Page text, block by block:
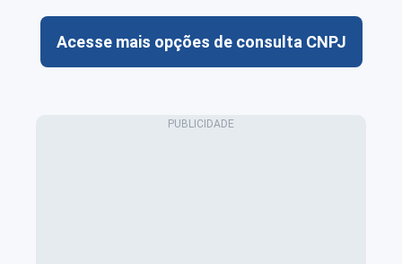
Acesse mais opções de consulta CNPJ